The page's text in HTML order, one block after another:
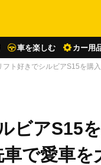
車を楽しむ カー用
フト好きでシルビアS15を購
ビアS15
車で愛車